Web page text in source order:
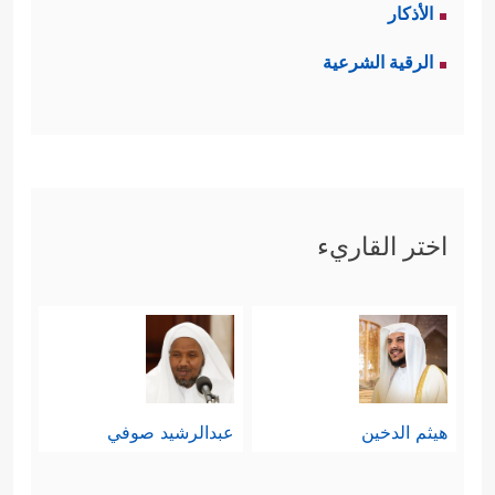
المطلقة فليس بوارِد.
حَفِیظُۢ﴾، وفي هذا جوابٌ أيضًا لتعجُّبهم
من بعثته
؛ إذ كلّ هذا إنّما يجري على
علم الله وتقديره ـ.
الأذكار
الرقية الشرعية
اختر القاريء
هيثم الدخين عبدالرشيد صوفي